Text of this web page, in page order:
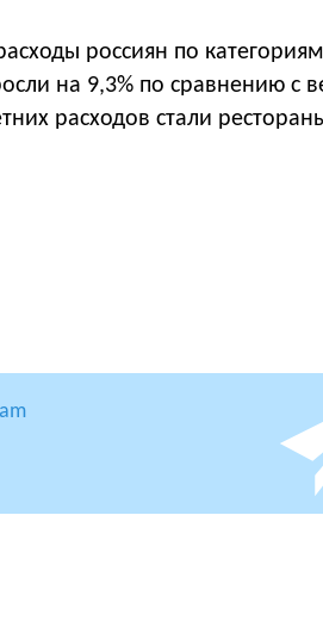
россиян по
на 9,3% по сравнению с
расходов стали